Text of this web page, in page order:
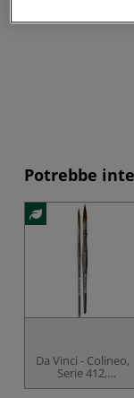
Potrebbe
Da Vinci - Colineo,
Serie 412,
Pennello extra